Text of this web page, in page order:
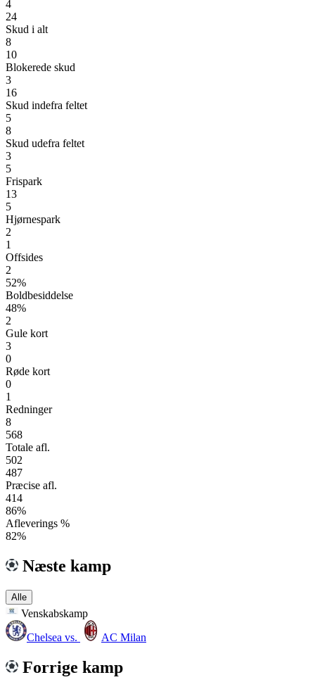
4
24
Skud i alt
8
10
Blokerede skud
3
16
Skud indefra feltet
5
8
Skud udefra feltet
3
5
Frispark
13
5
Hjørnespark
2
1
Offsides
2
52%
Boldbesiddelse
48%
2
Gule kort
3
0
Røde kort
0
1
Redninger
8
568
Totale afl.
502
487
Præcise afl.
414
86%
Afleverings %
82%
Næste kamp
Alle
Venskabskamp
Chelsea vs. AC Milan
Forrige kamp